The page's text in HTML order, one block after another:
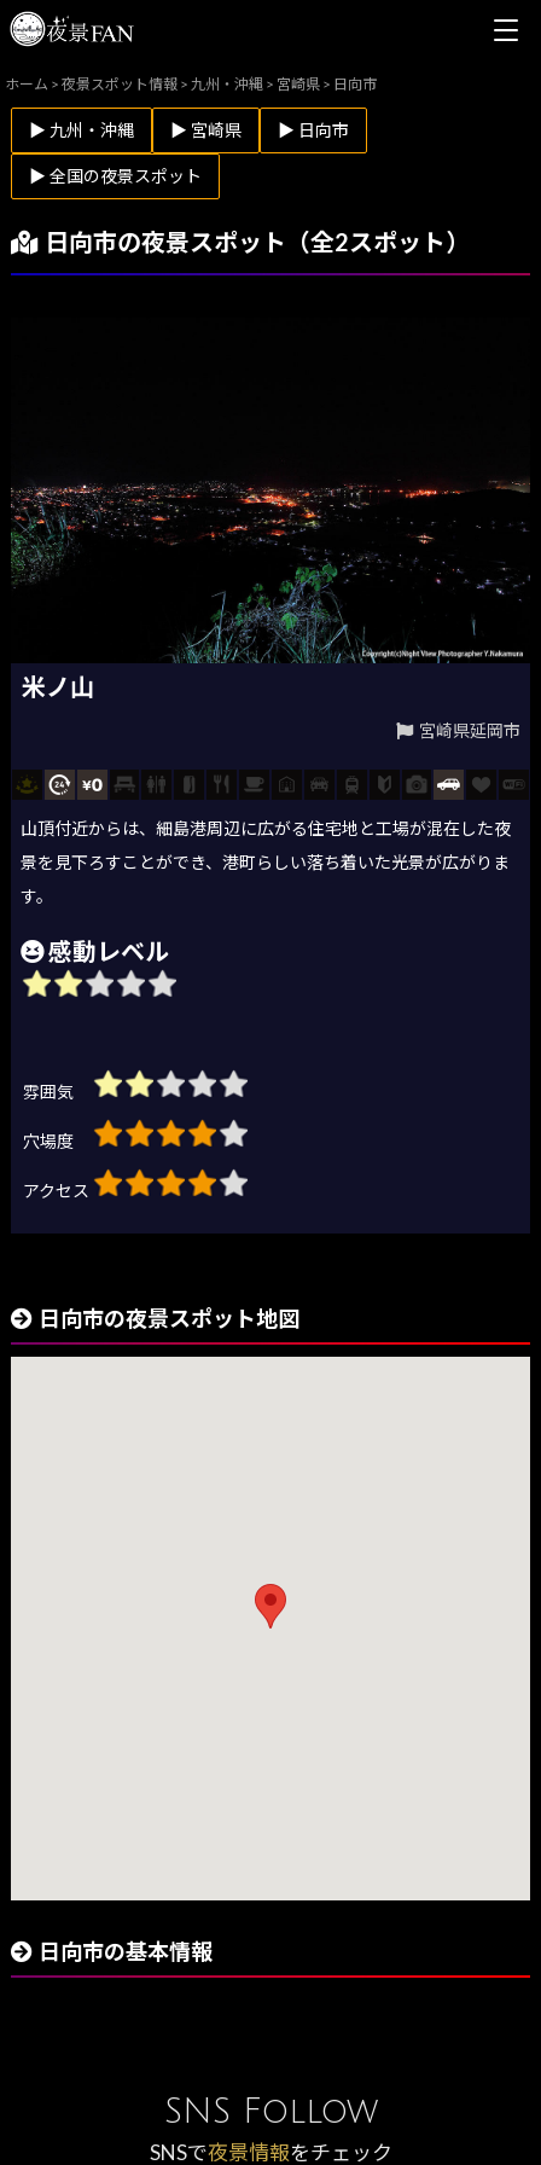
ホーム >夜景スポット情報 >九州・沖縄 > 宮崎県 > 日向市
▶ 九州・沖縄 ▶ 宮崎県 ▶ 日向市
▶ 全国の夜景スポット
日向市の夜景スポット（全2スポット）
米ノ山
宮崎県延岡市
山頂付近からは、細島港周辺に広がる住宅地と工場が混在した夜
景を見下ろすことができ、港町らしい落ち着いた光景が広がりま
す。
感動レベル
雰囲気
穴場度
アクセス
日向市の夜景スポット地図
日向市の基本情報
SNS Follow
SNSで夜景情報をチェック